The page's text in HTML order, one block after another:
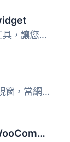
Note 是一個簡單易用的小工具，讓您能夠直接在 WordPress 前...
這個外掛可以快速創建彈出視窗，當網站開啟時會顯示免責聲明...
WPC Order Notes for WooCommerce